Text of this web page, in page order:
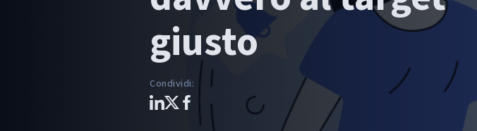
giusto
Condividi: